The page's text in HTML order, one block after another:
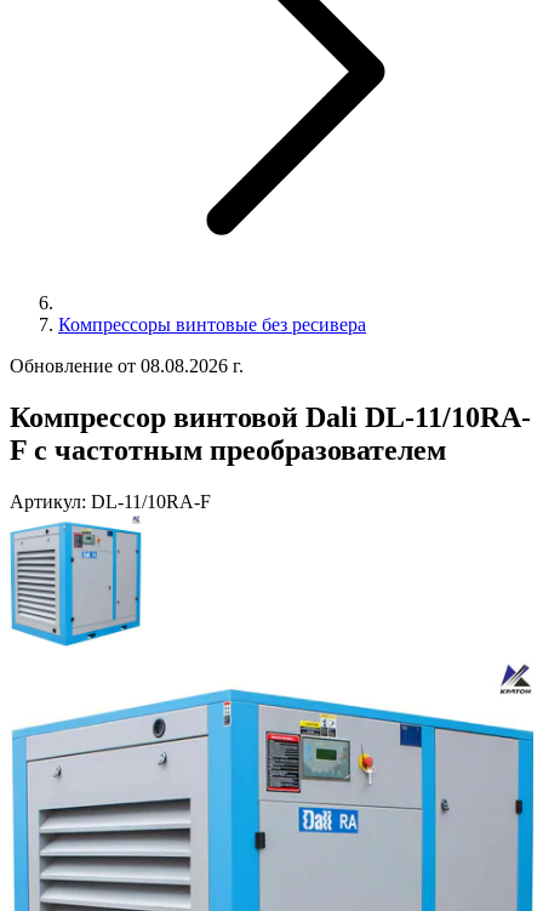
Компрессоры винтовые без ресивера
Обновление от 08.08.2026 г.
Компрессор винтовой Dali DL-11/10RA-
F с частотным преобразователем
Артикул: DL-11/10RA-F